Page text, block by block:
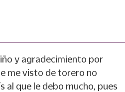
y agradecimiento por
me visto de torero no
al que le debo mucho, pues